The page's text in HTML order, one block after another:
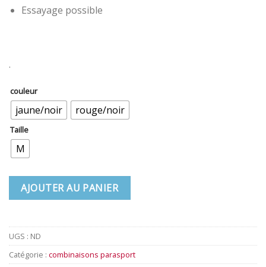
Essayage possible
.
couleur
jaune/noir rouge/noir
Taille
M
AJOUTER AU PANIER
UGS : ND
Catégorie : combinaisons parasport